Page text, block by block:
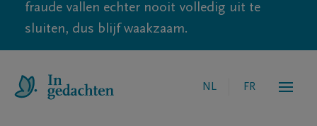
fraude vallen echter nooit volledig uit te
sluiten, dus blijf waakzaam.
NL FR